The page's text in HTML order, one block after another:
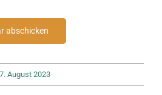
August 2023